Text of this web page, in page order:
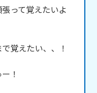
って覚えたいよ
覚えたい、、！
！